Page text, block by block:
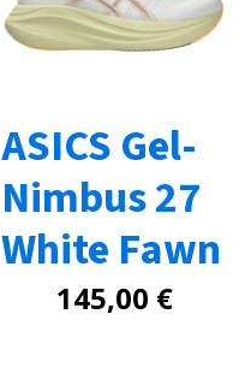
ASICS Gel-
Nimbus 27
White Fawn
145,00 €